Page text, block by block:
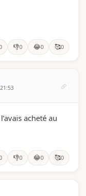
👎0 😂0 🥰0
acheté au
👎0 😂0 🥰0